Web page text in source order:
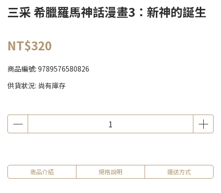
三采 希臘羅馬神話漫畫3：新神的誕生
NT$320
商品編號: 9789576580826
供貨狀況: 尚有庫存
商品介紹 規格說明 運送方式